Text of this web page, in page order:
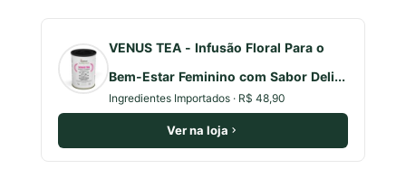
VENUS TEA - Infusão Floral Para o
Bem-Estar Feminino com Sabor Deli...
Ingredientes Importados · R$ 48,90
Ver na loja